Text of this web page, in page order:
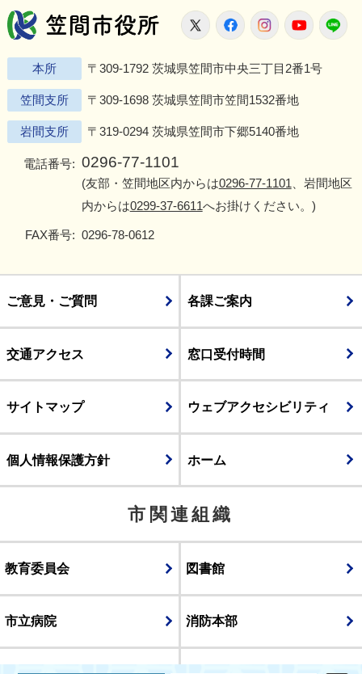
笠間市役所
X FacebookInstagram
本所 〒309-1792 茨城県笠間市中央三丁目2番1号
笠間支所 〒309-1698 茨城県笠間市笠間1532番地
岩間支所 〒319-0294 茨城県笠間市下郷5140番地
電話番号: 0296-77-1101
(友部・笠間地区内からは0296-77-1101 、岩間地区
内からは0299-37-6611へお掛けください。)
FAX番号: 0296-78-0612
ご意見・ご質問 各課ご案内
交通アクセス 窓口受付時間
サイトマップ ウェブアクセシビリティ
個人情報保護方針 ホーム
市関連組織
教育委員会 図書館
市立病院 消防本部